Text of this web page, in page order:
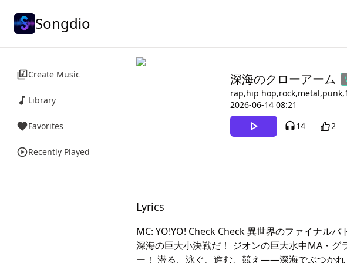
Songdio
Create Music
Library
Favorites
Recently Played
深海のクローアーム
rap,hip
2026-06-14 08:21
14
2
Lyrics
MC: YO!YO! Check Check 異世界のファイナルバ
深海の巨大小決戦だ！ ジオンの巨大水中MA・
ー！ 潜る、泳ぐ、進む、競え——深海でぶつかれ